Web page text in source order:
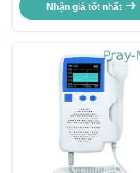
Nhận giá tốt nhất